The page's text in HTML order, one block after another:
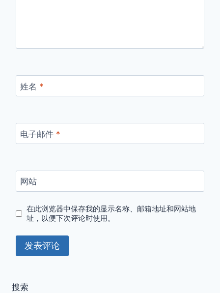
姓名 *
电子邮件 *
网站
在此浏览器中保存我的显示名称、邮箱地址和网站地
址，以便下次评论时使用。
搜索